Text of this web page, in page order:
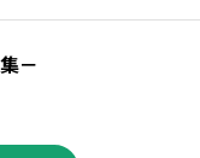
－